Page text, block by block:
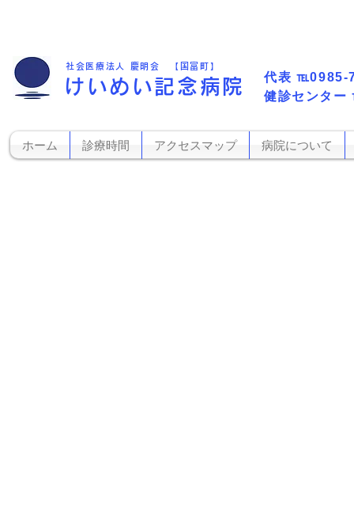
​健診センター
社会医療法人 慶明会 【国富町】
けいめい記念病院 代表​ ℡0985-
ホーム 診療時間 アクセスマップ 病院について